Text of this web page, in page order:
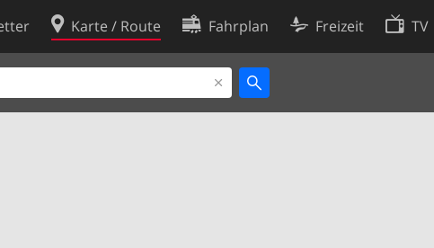
Karte / Route Fahrplan Freizeit TV
Cookie-Richtlinie
Cookie-Einstellungen